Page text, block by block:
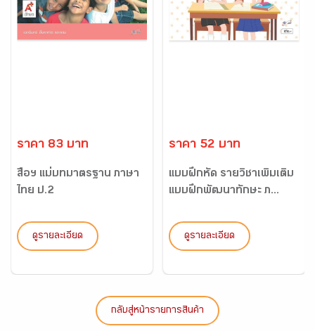
ราคา 83 บาท
สื่อฯ แม่บทมาตรฐาน ภาษา
ไทย ป.2
ดูรายละเอียด
ราคา 52 บาท
แบบฝึกหัด รายวิชาเพิ่มเติม
แบบฝึกพัฒนาทักษะ ภ...
ดูรายละเอียด
กลับสู่หน้ารายการสินค้า